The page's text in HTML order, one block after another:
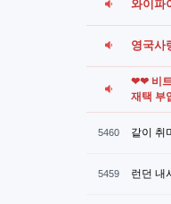
와이파
영국사
❤❤ 비트
재택 부
5460 같이 취
5459 런던 내